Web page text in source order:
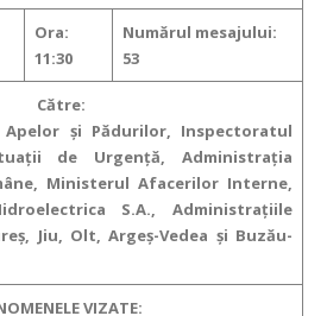
Ora:
11:30
Numărul mesajului:
53
Către:
și Pădurilor, Inspectoratul
de Urgență, Administrația
Ministerul Afacerilor Interne,
S.A., Administrațiile
Jiu, Olt, Argeş-Vedea şi Buzău-
VIZATE: